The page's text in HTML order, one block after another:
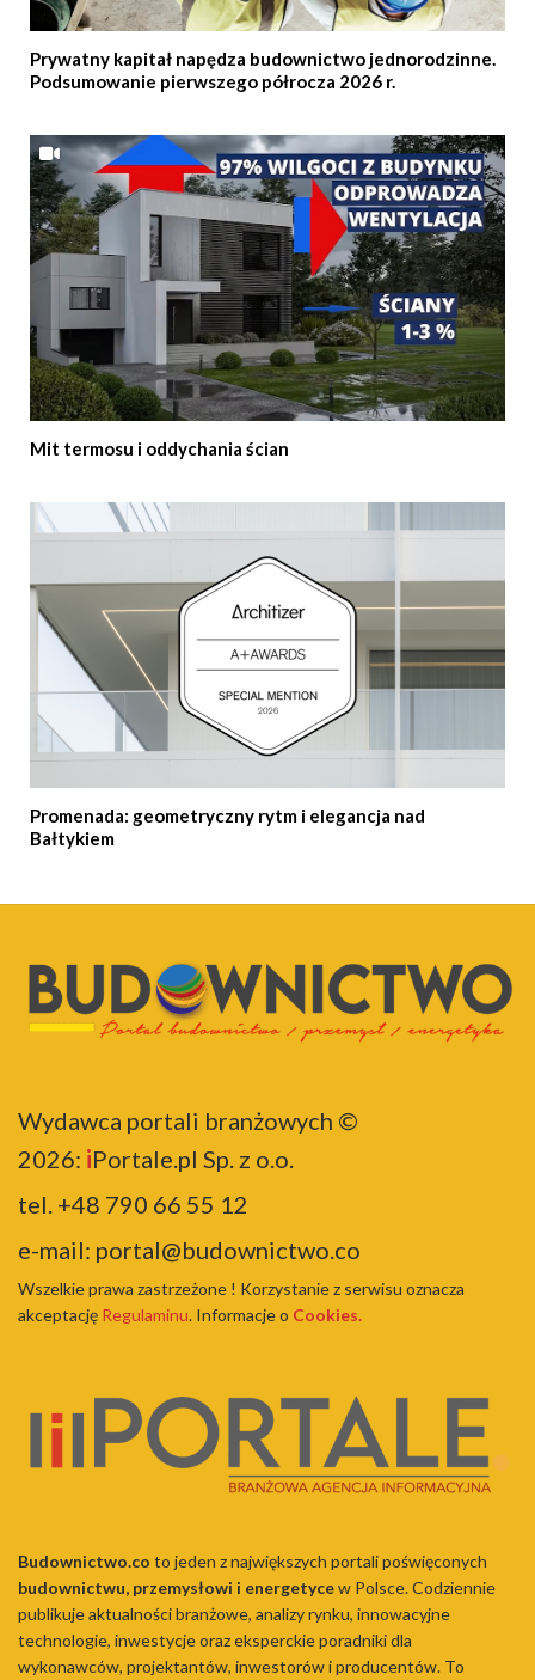
Prywatny kapitał napędza budownictwo jednorodzinne.
Podsumowanie pierwszego półrocza 2026 r.
Mit termosu i oddychania ścian
Promenada: geometryczny rytm i elegancja nad
Bałtykiem
Wydawca portali branżowych ©
2026: iPortale.pl Sp. z o.o.
tel. +48 790 66 55 12
e-mail: portal@budownictwo.co
Wszelkie prawa zastrzeżone ! Korzystanie z serwisu oznacza
akceptację Regulaminu. Informacje o Cookies.
Budownictwo.co to jeden z największych portali poświęconych
budownictwu, przemysłowi i energetycew Polsce. Codziennie
publikuje aktualności branżowe, analizy rynku, innowacyjne
technologie, inwestycje oraz eksperckie poradniki dla
wykonawców, projektantów, inwestorów i producentów. To